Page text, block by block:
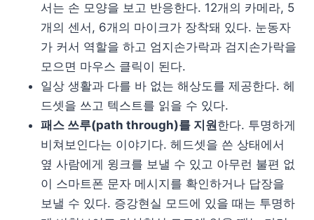
서는 손 모양을 보고 반응한다. 12개의 카메라, 5
개의 센서, 6개의 마이크가 장착돼 있다. 눈동자
가 커서 역할을 하고 엄지손가락과 검지손가락을
모으면 마우스 클릭이 된다.
일상 생활과 다를 바 없는 해상도를 제공한다. 헤
드셋을 쓰고 텍스트를 읽을 수 있다.
패스 쓰루(path through)를 지원한다. 투명하게
비쳐보인다는 이야기다. 헤드셋을 쓴 상태에서
옆 사람에게 윙크를 보낼 수 있고 아무런 불편 없
이 스마트폰 문자 메시지를 확인하거나 답장을
보낼 수 있다. 증강현실 모드에 있을 때는 투명하